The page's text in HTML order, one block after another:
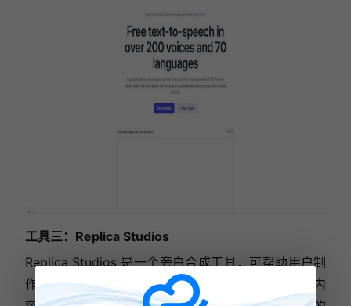
工具三：Replica Studios
Replica Studios 是一个旁白合成工具，可帮助用户制
作并训练专属于自己的旁白声音，在游戏开发、视频内